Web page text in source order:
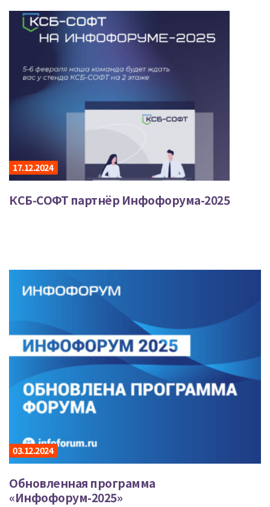
17.12.2024
КСБ-СОФТ партнёр Инфофорума-2025
03.12.2024
Обновленная программа
«Инфофорум-2025»